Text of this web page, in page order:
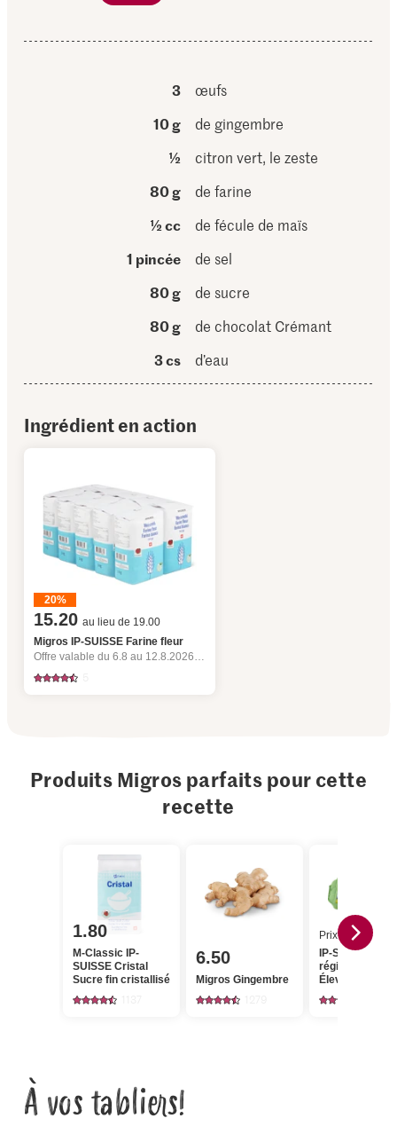
3
œufs
10 g
de gingembre
½
citron vert, le zeste
80 g
de farine
½ cc
de fécule de maïs
1 pincée
de sel
80 g
de sucre
80 g
de chocolat Crémant
3 cs
d’eau
Ingrédient en action
20%
15.20 au lieu de 19.00
Migros IP-SUISSE Farine fleur
Offre valable du 6.8 au 12.8.2026, jusqu’à épuisement du stock.
Produits Migros parfaits pour cette
recette
1.80
M-Classic IP-
SUISSE Cristal
Sucre fin cristallisé
6.50
Migros Gingembre
Prix du jour
IP-SUISSE De
région Œufs
Élevage en
air
À vos tabliers!